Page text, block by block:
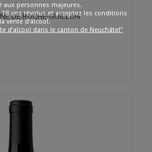
DE ROCHE-GUILLON
aux personnes majeures.
ans révolus et acceptez les conditions
vente d’alcool.
d’alcool dans le canton de Neuchâtel"